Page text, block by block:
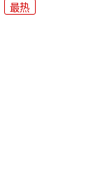
最热